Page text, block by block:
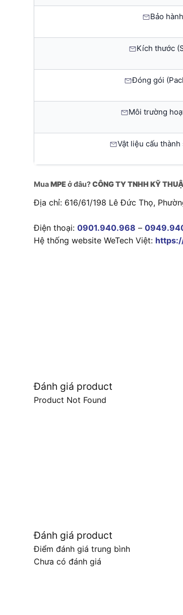
Bảo
Kích thước
Đóng gói
Môi trường
Vật liệu cấu thành
MuaMPEở đâu?CÔNG TY TNHH KỸ
Địa chỉ: 616/61/198 Lê Đức Thọ,
Điện thoại: 0901.940.968 –
Hệ thống website WeTech Việt:
Đánh giá product
Product Not Found
Đánh giá product
Điểm đánh giá trung bình
Chưa có đánh giá